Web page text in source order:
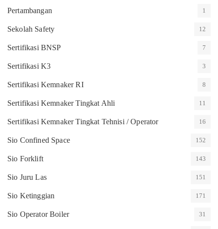
Pertambangan 1
Sekolah Safety 12
Sertifikasi BNSP 7
Sertifikasi K3 3
Sertifikasi Kemnaker RI 8
Sertifikasi Kemnaker Tingkat Ahli 11
Sertifikasi Kemnaker Tingkat Tehnisi / Operator 16
Sio Confined Space 152
Sio Forklift 143
Sio Juru Las 151
Sio Ketinggian 171
Sio Operator Boiler 31